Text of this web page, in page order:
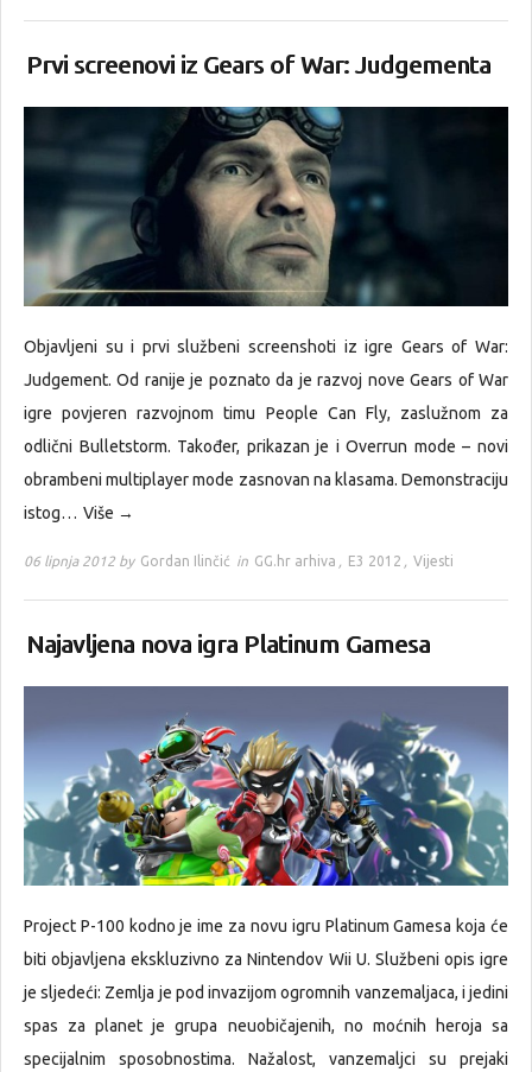
Prvi screenovi iz Gears of War: Judgementa
Objavljeni su i prvi službeni screenshoti iz igre Gears of War:
Judgement. Od ranije je poznato da je razvoj nove Gears of War
igre povjeren razvojnom timu People Can Fly, zaslužnom za
odlični Bulletstorm. Također, prikazan je i Overrun mode – novi
obrambeni multiplayer mode zasnovan na klasama. Demonstraciju
istog… Više →
06 lipnja 2012 by Gordan Ilinčić in GG.hr arhiva , E3 2012 , Vijesti
Najavljena nova igra Platinum Gamesa
Project P-100 kodno je ime za novu igru Platinum Gamesa koja će
biti objavljena ekskluzivno za Nintendov Wii U. Službeni opis igre
je sljedeći: Zemlja je pod invazijom ogromnih vanzemaljaca, i jedini
spas za planet je grupa neuobičajenih, no moćnih heroja sa
specijalnim sposobnostima. Nažalost, vanzemaljci su prejaki